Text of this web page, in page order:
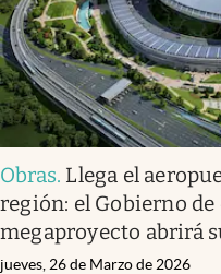
Obras. Llega el
región: el Gobierno
megaproyecto abrirá
jueves, 26 de Marzo de 2026